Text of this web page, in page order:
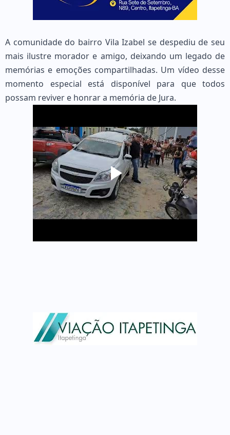
A comunidade do bairro Vila Izabel se despediu de seu
mais ilustre morador e amigo, deixando um legado de
memórias e emoções compartilhadas. Um vídeo desse
momento especial está disponível para que todos
possam reviver e honrar a memória de Jura.